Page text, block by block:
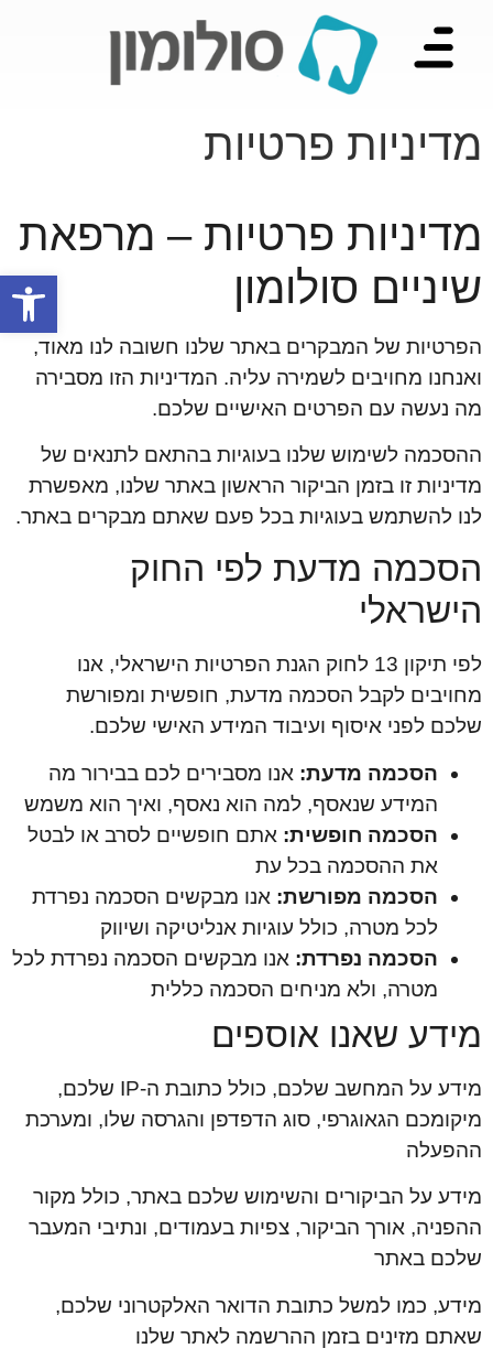
פתח
מדיניות פרטיות
מדיניות פרטיות – מרפאת
שיניים סולומון
הפרטיות של המבקרים באתר שלנו חשובה לנו מאוד,
ואנחנו מחויבים לשמירה עליה. המדיניות הזו מסבירה
מה נעשה עם הפרטים האישיים שלכם.
ההסכמה לשימוש שלנו בעוגיות בהתאם לתנאים של
מדיניות זו בזמן הביקור הראשון באתר שלנו, מאפשרת
לנו להשתמש בעוגיות בכל פעם שאתם מבקרים באתר.
הסכמה מדעת לפי החוק
הישראלי
לפי תיקון 13 לחוק הגנת הפרטיות הישראלי, אנו
מחויבים לקבל הסכמה מדעת, חופשית ומפורשת
שלכם לפני איסוף ועיבוד המידע האישי שלכם.
הסכמה מדעת: אנו מסבירים לכם בבירור מה
המידע שנאסף, למה הוא נאסף, ואיך הוא משמש
הסכמה חופשית: אתם חופשיים לסרב או לבטל
את ההסכמה בכל עת
הסכמה מפורשת: אנו מבקשים הסכמה נפרדת
לכל מטרה, כולל עוגיות אנליטיקה ושיווק
הסכמה נפרדת: אנו מבקשים הסכמה נפרדת לכל
מטרה, ולא מניחים הסכמה כללית
מידע שאנו אוספים
מידע על המחשב שלכם, כולל כתובת ה-IP שלכם,
מיקומכם הגאוגרפי, סוג הדפדפן והגרסה שלו, ומערכת
ההפעלה
מידע על הביקורים והשימוש שלכם באתר, כולל מקור
ההפניה, אורך הביקור, צפיות בעמודים, ונתיבי המעבר
שלכם באתר
מידע, כמו למשל כתובת הדואר האלקטרוני שלכם,
שאתם מזינים בזמן ההרשמה לאתר שלנו